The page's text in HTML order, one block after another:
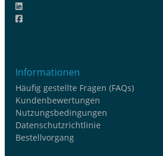
Informationen
Häufig gestellte Fragen (FAQs)
Kundenbewertungen
Nutzungsbedingungen
Datenschutzrichtlinie
Bestellvorgang